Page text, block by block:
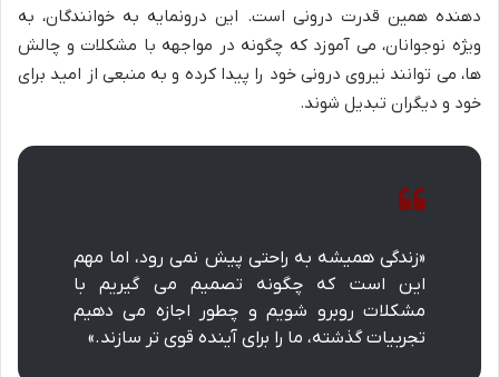
دهنده همین قدرت درونی است. این درونمایه به خوانندگان، به
ویژه نوجوانان، می آموزد که چگونه در مواجهه با مشکلات و چالش
ها، می توانند نیروی درونی خود را پیدا کرده و به منبعی از امید برای
خود و دیگران تبدیل شوند.
«زندگی همیشه به راحتی پیش نمی رود، اما مهم
این است که چگونه تصمیم می گیریم با
مشکلات روبرو شویم و چطور اجازه می دهیم
تجربیات گذشته، ما را برای آینده قوی تر سازند.»